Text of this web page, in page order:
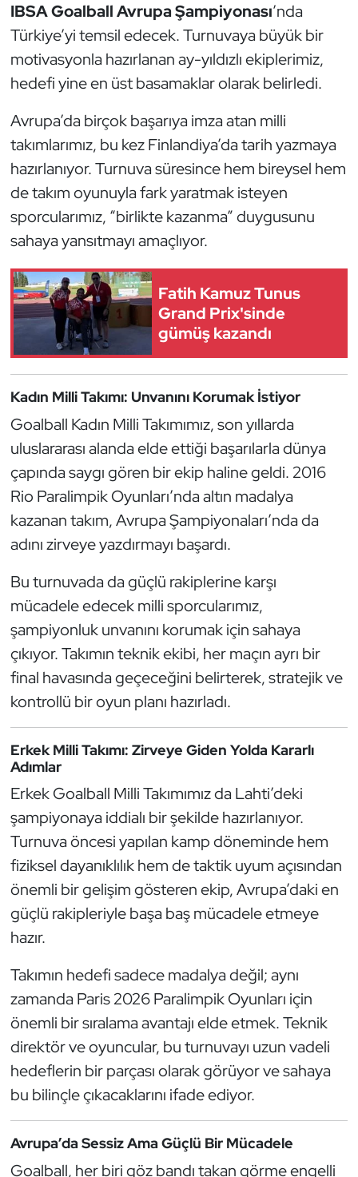
IBSA Goalball Avrupa Şampiyonası’nda
Türkiye’yi temsil edecek. Turnuvaya büyük bir
motivasyonla hazırlanan ay-yıldızlı ekiplerimiz,
hedefi yine en üst basamaklar olarak belirledi.
Avrupa’da birçok başarıya imza atan milli
takımlarımız, bu kez Finlandiya’da tarih yazmaya
hazırlanıyor. Turnuva süresince hem bireysel hem
de takım oyunuyla fark yaratmak isteyen
sporcularımız, “birlikte kazanma” duygusunu
sahaya yansıtmayı amaçlıyor.
Fatih Kamuz Tunus
Grand Prix'sinde
gümüş kazandı
Kadın Milli Takımı: Unvanını Korumak İstiyor
Goalball Kadın Milli Takımımız, son yıllarda
uluslararası alanda elde ettiği başarılarla dünya
çapında saygı gören bir ekip haline geldi. 2016
Rio Paralimpik Oyunları’nda altın madalya
kazanan takım, Avrupa Şampiyonaları’nda da
adını zirveye yazdırmayı başardı.
Bu turnuvada da güçlü rakiplerine karşı
mücadele edecek milli sporcularımız,
şampiyonluk unvanını korumak için sahaya
çıkıyor. Takımın teknik ekibi, her maçın ayrı bir
final havasında geçeceğini belirterek, stratejik ve
kontrollü bir oyun planı hazırladı.
Erkek Milli Takımı: Zirveye Giden Yolda Kararlı
Adımlar
Erkek Goalball Milli Takımımız da Lahti’deki
şampiyonaya iddialı bir şekilde hazırlanıyor.
Turnuva öncesi yapılan kamp döneminde hem
fiziksel dayanıklılık hem de taktik uyum açısından
önemli bir gelişim gösteren ekip, Avrupa’daki en
güçlü rakipleriyle başa baş mücadele etmeye
hazır.
Takımın hedefi sadece madalya değil; aynı
zamanda Paris 2026 Paralimpik Oyunları için
önemli bir sıralama avantajı elde etmek. Teknik
direktör ve oyuncular, bu turnuvayı uzun vadeli
hedeflerin bir parçası olarak görüyor ve sahaya
bu bilinçle çıkacaklarını ifade ediyor.
Avrupa’da Sessiz Ama Güçlü Bir Mücadele
Goalball, her biri göz bandı takan görme engelli
Genel
Golf
Halter
Hava Sporları
İşitme Engelli Sporcular
Judo ve Kuraş
Kano ve Rafting
Karate
Kayak
Kempo
Kick Boks
Kürek
Masa Tenisi
Modern Pentatlon
Motor Sporları
Okçuluk
Optimist
Oryantiring
Özel Sporcular
Paralimpik
Ragbi
Satranç
Su Topu
Sualtı Sporları
Tenis